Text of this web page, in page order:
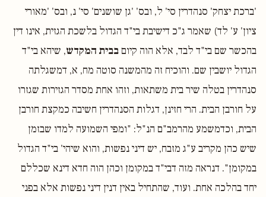
'ברכת יצחק' סנהדרין סי' ל, ובס' 'גן שושנים' סי' נ, ובס' 'מאורי
ציון' ע' לד) שאמר ג"כ דישיבת בי"ד הגדול בלשכת הגזית, אינו דין
בהכשר שם בי"ד לבד, אלא הוה קיוםבבית המקדש, שיהא בי"ד
הגדול יושבין שם. והוכיח זה מהמשנה סוטה מח, א, דמשגלתה
סנהדרין בטלה שיר בית משתאות, וזהו אחת מסדר הגזירות שגזרו
על חורבן הבית. הרי חזינן, דגלות הסנהדרין חשיבה כמקצת חורבן
הבית, וכדמשמע מהרמב"ם הנ"ל: "ומפי השמועה למדו שבזמן
שיש כהן מקריב ע"ג מזבח, יש דיני נפשות, והוא שיהי' בי"ד הגדול
במקומן". דנראה מזה דבי"ד במקומן וכהן הוה חדא דינא שכללם
יחד בהלכה אחת. ועוד, שהתחיל באין דנין דיני נפשות אלא בפני